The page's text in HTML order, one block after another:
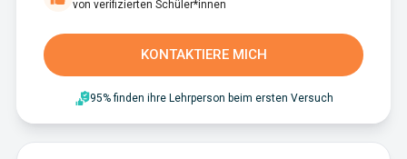
von verifizierten Schüler*innen
KONTAKTIERE MICH
95% finden ihre Lehrperson beim ersten Versuch